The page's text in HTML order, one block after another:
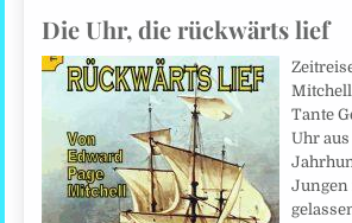
Die Uhr, die rückwärts lief
Tante
Uhr aus